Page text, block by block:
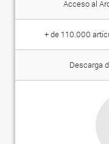
Acceso al
+ de 110.000
Descarga